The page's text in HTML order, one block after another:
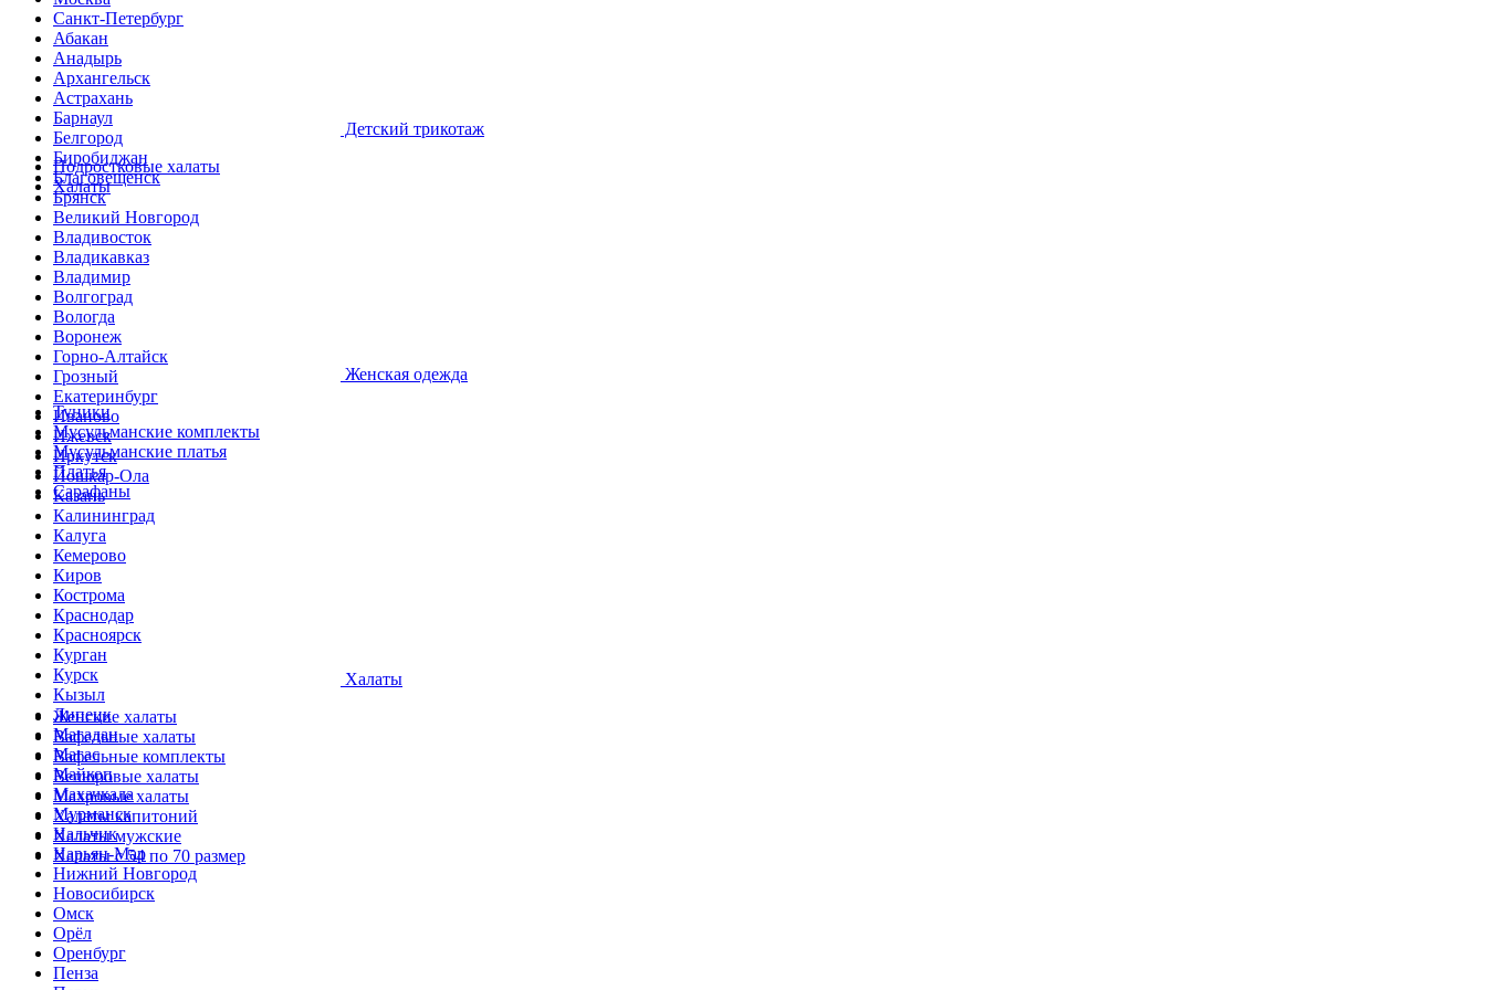
Санкт-Петербург
Абакан
Анадырь
Архангельск
Астрахань
Барнаул
Белгород
Биробиджан
Благовещенск
Брянск
Великий Новгород
Владивосток
Владикавказ
Владимир
Волгоград
Вологда
Воронеж
Горно-Алтайск
Грозный
Екатеринбург
Иваново
Ижевск
Иркутск
Йошкар-Ола
Казань
Калининград
Калуга
Кемерово
Киров
Кострома
Краснодар
Красноярск
Курган
Курск
Кызыл
Липецк
Магадан
Магас
Майкоп
Махачкала
Мурманск
Нальчик
Нарьян-Мар
Нижний Новгород
Новосибирск
Омск
Орёл
Оренбург
Пенза
Детcкий трикотаж
Подростковые халаты
Халаты
Женская одежда
Туники
Мусульманские комплекты
Мусульманские платья
Платья
Сарафаны
Халаты
Женские халаты
Вафельные халаты
Вафельные комплекты
Велюровые халаты
Махровые халаты
Халаты капитоний
Халаты мужские
Халаты с 54 по 70 размер